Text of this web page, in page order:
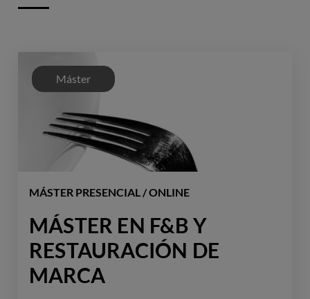
MÁSTER PRESENCIAL / ONLINE
MÁSTER EN F&B Y
RESTAURACIÓN DE
MARCA
Máster